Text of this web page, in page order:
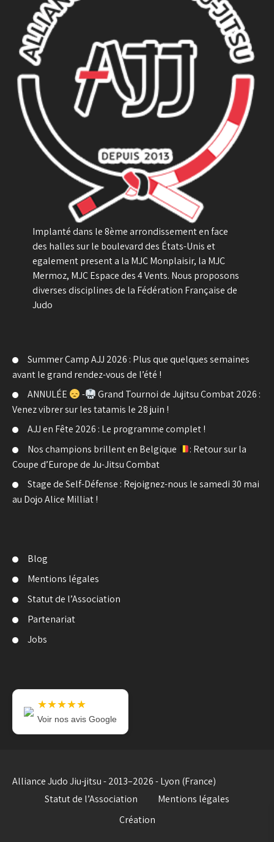
Implanté dans le 8ème arrondissement en face
des halles sur le boulevard des États-Unis et
egalement present a la MJC Monplaisir, la MJC
Mermoz, MJC Espace des 4 Vents. Nous proposons
diverses disciplines de la Fédération Française de
Judo
Summer Camp AJJ 2026 : Plus que quelques semaines
avant le grand rendez-vous de l’été !
ANNULÉE
-
Grand Tournoi de Jujitsu Combat 2026 :
Venez vibrer sur les tatamis le 28 juin !
AJJ en Fête 2026 : Le programme complet !
Nos champions brillent en Belgique
: Retour sur la
Coupe d’Europe de Ju-Jitsu Combat
Stage de Self-Défense : Rejoignez-nous le samedi 30 mai
au Dojo Alice Milliat !
Blog
Mentions légales
Statut de l’Association
Partenariat
Jobs
★★★★★
Voir nos avis Google
Alliance Judo Jiu-jitsu - 2013–2026 - Lyon (France)
Statut de l’Association
Mentions légales
Création